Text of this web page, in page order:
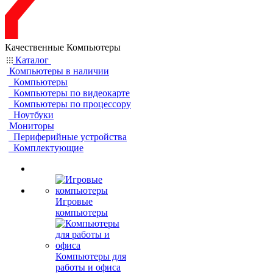
Качественные Компьютеры
Каталог
Компьютеры в наличии
Компьютеры
Компьютеры по видеокарте
Компьютеры по процессору
Ноутбуки
Мониторы
Периферийные устройства
Комплектующие
Игровые
компьютеры
Компьютеры для
работы и офиса